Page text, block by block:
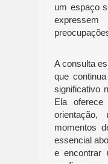
um espaço
A consulta
que
significativo
Ela
momentos
essencial
e encontrar